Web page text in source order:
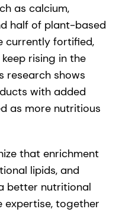
as calcium,
half of plant-based
currently fortified,
rising in the
research shows
with added
as more nutritious
that enrichment
lipids, and
better nutritional
expertise, together